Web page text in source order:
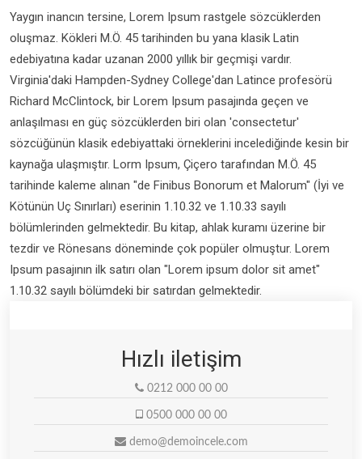
Yaygın inancın tersine, Lorem Ipsum rastgele sözcüklerden
oluşmaz. Kökleri M.Ö. 45 tarihinden bu yana klasik Latin
edebiyatına kadar uzanan 2000 yıllık bir geçmişi vardır.
Virginia'daki Hampden-Sydney College'dan Latince profesörü
Richard McClintock, bir Lorem Ipsum pasajında geçen ve
anlaşılması en güç sözcüklerden biri olan 'consectetur'
sözcüğünün klasik edebiyattaki örneklerini incelediğinde kesin bir
kaynağa ulaşmıştır. Lorm Ipsum, Çiçero tarafından M.Ö. 45
tarihinde kaleme alınan "de Finibus Bonorum et Malorum" (İyi ve
Kötünün Uç Sınırları) eserinin 1.10.32 ve 1.10.33 sayılı
bölümlerinden gelmektedir. Bu kitap, ahlak kuramı üzerine bir
tezdir ve Rönesans döneminde çok popüler olmuştur. Lorem
Ipsum pasajının ilk satırı olan "Lorem ipsum dolor sit amet"
1.10.32 sayılı bölümdeki bir satırdan gelmektedir.
Hızlı iletişim
0212 000 00 00
0500 000 00 00
demo@demoincele.com